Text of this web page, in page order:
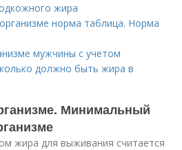
жира
норма таблица. Норма
мужчины с учетом
должно быть жира в
Минимальный
жира для выживания считается